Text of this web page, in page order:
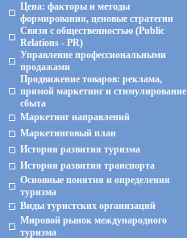
Цена: факторы и методы
формирования, ценовые стратегии
Связи с общественностью (Public
Relations - PR)
Управление профессиональными
продажами
Продвижение товаров: реклама,
прямой маркетинг и стимулирование
сбыта
Маркетинг направлений
Маркетинговый план
История развития туризма
История развития транспорта
Основные понятия и определения
туризма
Виды туристских организаций
Мировой рынок международного
туризма